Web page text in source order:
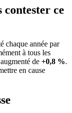
contester ce
chaque année par
à tous les
de +0,8 %.
en cause